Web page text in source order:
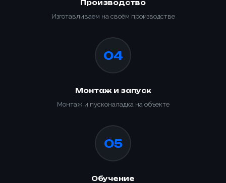
Производство
Изготавливаем на своём производстве
04
Монтаж и запуск
Монтаж и пусконаладка на объекте
05
Обучение